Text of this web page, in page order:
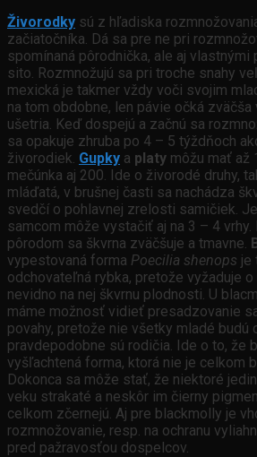
Živorodky sú z hľadiska
začiatočníka. Dá sa pre ne pri
spomínaná pôrodnička, ale aj
sito. Rozmnožujú sa pri troche snahy
mexická je takmer vždy voči svojim
na tom obdobne, len pávie očká
ušetria. Keď dospejú a začnú sa
sa opakuje zhruba po 4 – 5 týždňoch
živorodiek. Gupky a platy môžu mať až
mečúnka aj 200. Ide o živorodé druhy,
mláďatá, v brušnej časti sa nachádza
svedčí o pohlavnej zrelosti samičiek.
samcom môže vystačiť aj na 3 – 4
pôrodom sa škvrna zväčšuje a tmavne.
vypestovaná forma Poecilia shenops je
odchovateľná rybka, pretože vyžaduje
nevidno na nej škvrnu plodnosti. U
máme možnosť vidieť presadzovanie
povahy, pretože nie všetky mladé budú
pravdepodobne sú rodičia. Ide o to, že
vyšľachtená forma, ktorá nie je celkom
Dokonca sa môže stať, že niektoré
veku strakaté a neskôr im čierny
celkom zčernejú. Aj pre blackmolly je
rozmnožovanie, resp. na ochranu
pred pažravosťou dospelcov.